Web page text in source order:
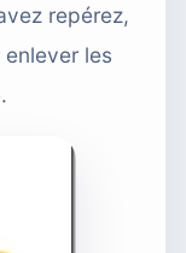
repérez,
les